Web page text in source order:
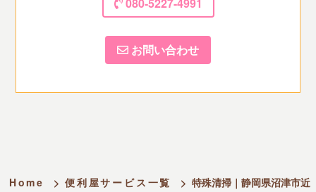
お問い合わせ
Home > 便利屋サービス一覧 > 特殊清掃｜静岡県沼津市近